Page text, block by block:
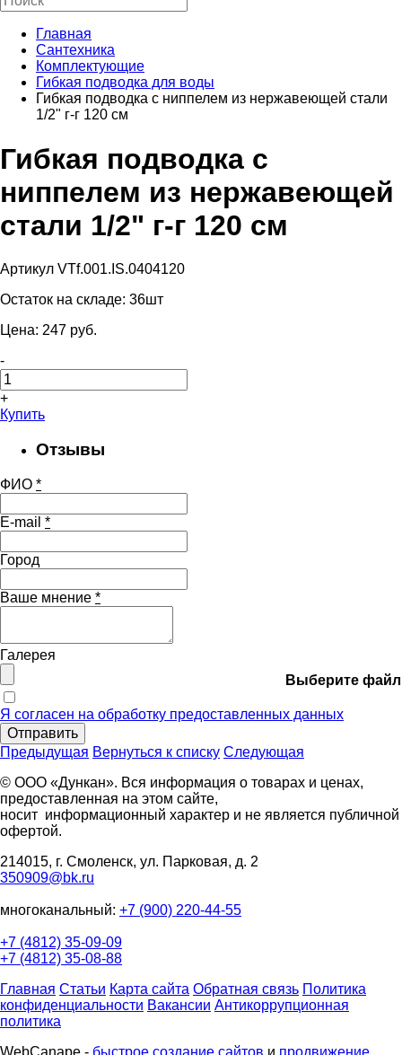
Главная
Сантехника
Комплектующие
Гибкая подводка для воды
Гибкая подводка с ниппелем из нержавеющей стали
1/2" г-г 120 см
Гибкая подводка с
ниппелем из нержавеющей
стали 1/2" г-г 120 см
Артикул VTf.001.IS.0404120
Остаток на складе: 36шт
Цена: 247 pуб.
-
+
Купить
Отзывы
ФИО *
E-mail *
Город
Ваше мнение *
Галерея
Выберите файл
Я согласен на обработку предоставленных данных
Отправить
Предыдущая Вернуться к списку Следующая
© ООО «Дункан». Вся информация о товарах и ценах,
предоставленная на этом сайте,
носит информационный характер и не является публичной
офертой.
214015, г. Смоленск, ул. Парковая, д. 2
350909@bk.ru
многоканальный: +7 (900) 220-44-55
+7 (4812) 35-09-09
+7 (4812) 35-08-88
Главная Статьи Карта сайта Обратная связь Политика
конфиденциальности Вакансии Антикоррупционная
политика
WebCanape - быстрое создание сайтов и продвижение